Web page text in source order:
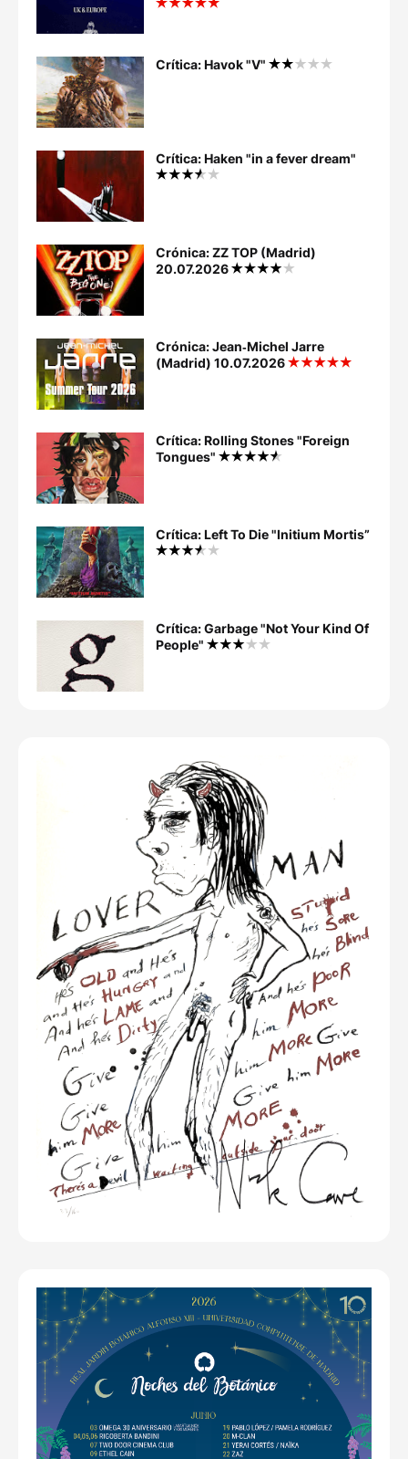
Crítica: Havok "V"
Crítica: Haken "in a fever dream"
Crónica: ZZ TOP (Madrid)
20.07.2026
Crónica: Jean‐Michel Jarre
(Madrid) 10.07.2026
Crítica: Rolling Stones "Foreign
Tongues"
Crítica: Left To Die "Initium Mortis”
Crítica: Garbage "Not Your Kind Of
People"